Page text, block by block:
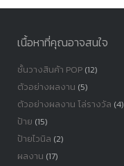
เนื้อหาที่คุณอาจสนใจ
ชั้นวางสินค้า POP(12)
ตัวอย่างผลงาน (5)
ตัวอย่างผลงาน โล่รางวัล (4)
ป้าย (15)
ป้ายไวนิล (2)
ผลงาน (17)